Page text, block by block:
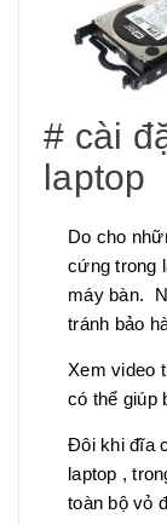
# cài
laptop
Do cho
cứng trong
máy bàn.
tránh bảo
Xem video
có thể giúp
Đôi khi đĩa
laptop ,
toàn bộ vỏ